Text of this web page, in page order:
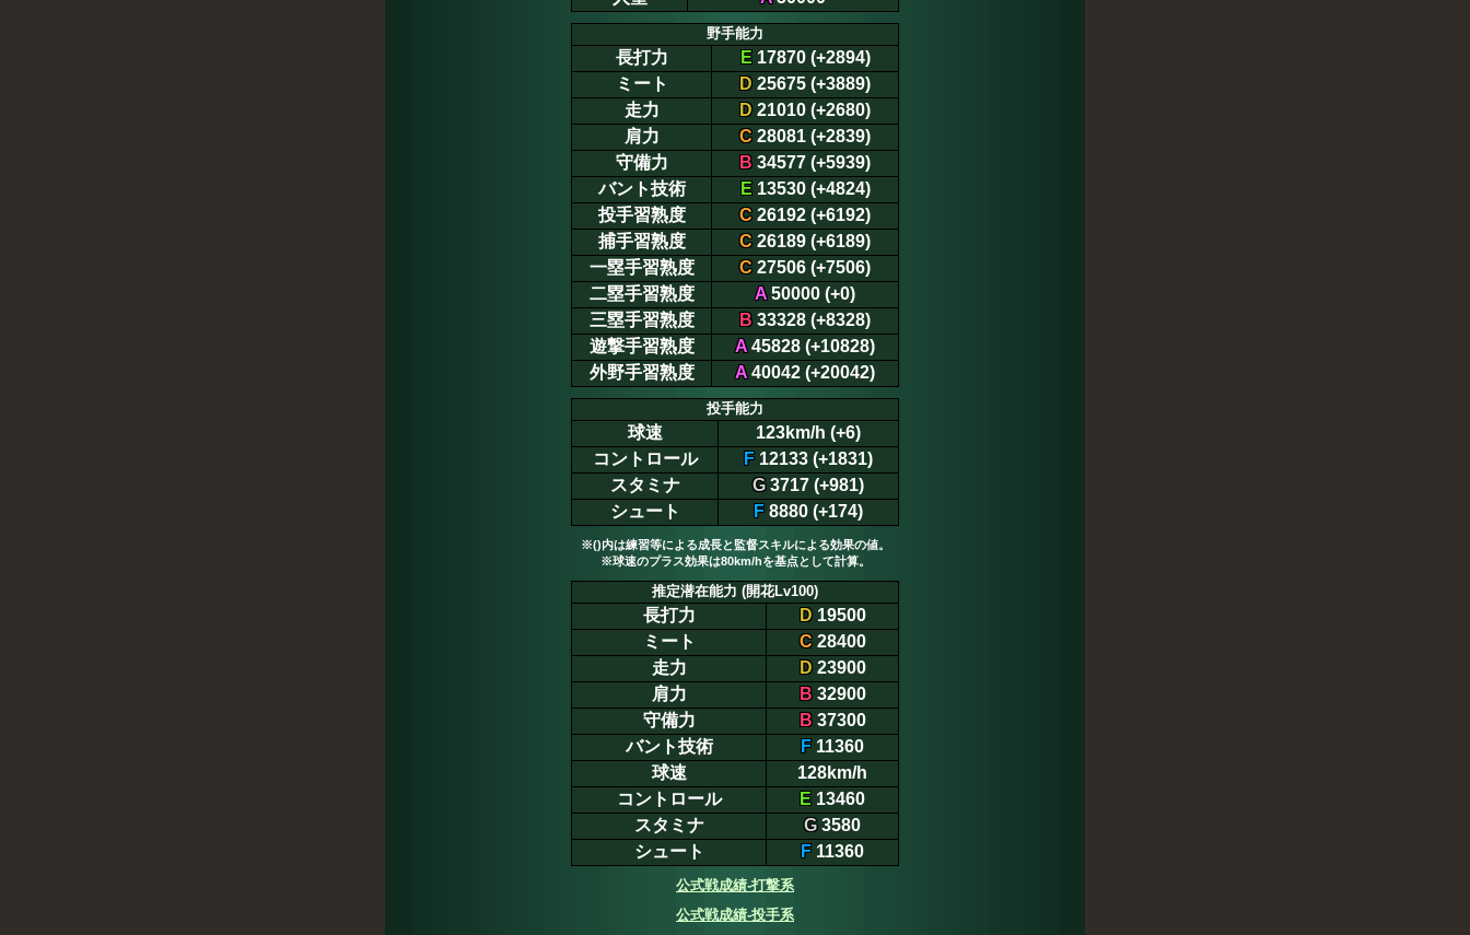
野手能力
長打力 E17870 (+2894)
ミート
D 25675 (+3889)
走力
D 21010 (+2680)
肩力
C 28081 (+2839)
守備力
B 34577 (+5939)
バント技術
E13530 (+4824)
投手習熟度
C 26192 (+6192)
捕手習熟度
C 26189 (+6189)
一塁手習熟度
C 27506 (+7506)
二塁手習熟度
A50000 (+0)
三塁手習熟度
B 33328 (+8328)
遊撃手習熟度
A45828 (+10828)
外野手習熟度
A40042 (+20042)
投手能力
球速
123km/h (+6)
コントロール
F 12133 (+1831)
スタミナ
G3717 (+981)
シュート
F 8880 (+174)
※()内は練習等による成長と監督スキルによる効果の値。
※球速のプラス効果は80km/hを基点として計算。
推定潜在能力 (開花Lv100)
長打力 D19500
ミート
C28400
走力
D23900
肩力
B32900
守備力
B37300
バント技術
F 11360
球速
128km/h
コントロール
E 13460
スタミナ
G3580
シュート
F 11360
公式戦成績-打撃系
公式戦成績-投手系